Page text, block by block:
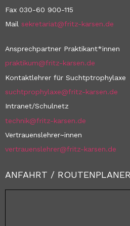
Fax 030-60 900-115
Mail sekretariat@fritz-karsen.de
Ansprechpartner Praktikant*innen
praktikum@fritz-karsen.de
Kontaktlehrer für Suchtptrophylaxe
suchtprophylaxe@fritz-karsen.de
Intranet/Schulnetz
technik@fritz-karsen.de
Vertrauenslehrer~innen
vertrauenslehrer@fritz-karsen.de
ANFAHRT / ROUTENPLANER